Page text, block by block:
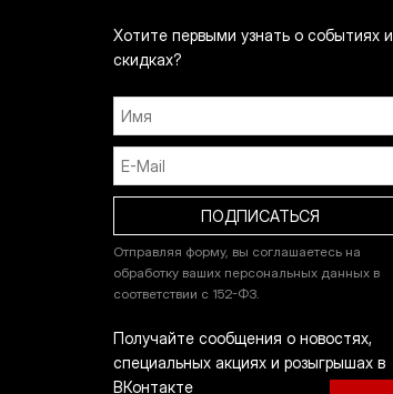
Хотите первыми узнать о событиях и
скидках?
Отправляя форму, вы соглашаетесь на
обработку ваших персональных данных в
соответствии с 152-ФЗ.
Получайте сообщения о новостях,
специальных акциях и розыгрышах в
ВКонтакте